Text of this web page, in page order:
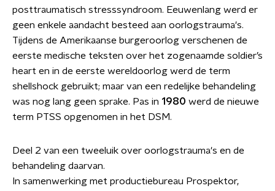
posttraumatisch stresssyndroom. Eeuwenlang werd er
geen enkele aandacht besteed aan oorlogstrauma's.
Tijdens de Amerikaanse burgeroorlog verschenen de
eerste medische teksten over het zogenaamde soldier’s
heart en in de eerste wereldoorlog werd de term
shellshock gebruikt; maar van een redelijke behandeling
was nog lang geen sprake. Pas in 1980 werd de nieuwe
term PTSS opgenomen in het DSM.
Deel 2 van een tweeluik over oorlogstrauma's en de
behandeling daarvan.
In samenwerking met productiebureau Prospektor,